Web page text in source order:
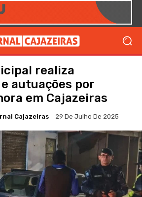
realiza
autuações por
em Cajazeiras
Cajazeiras 29 De Julho De 2025